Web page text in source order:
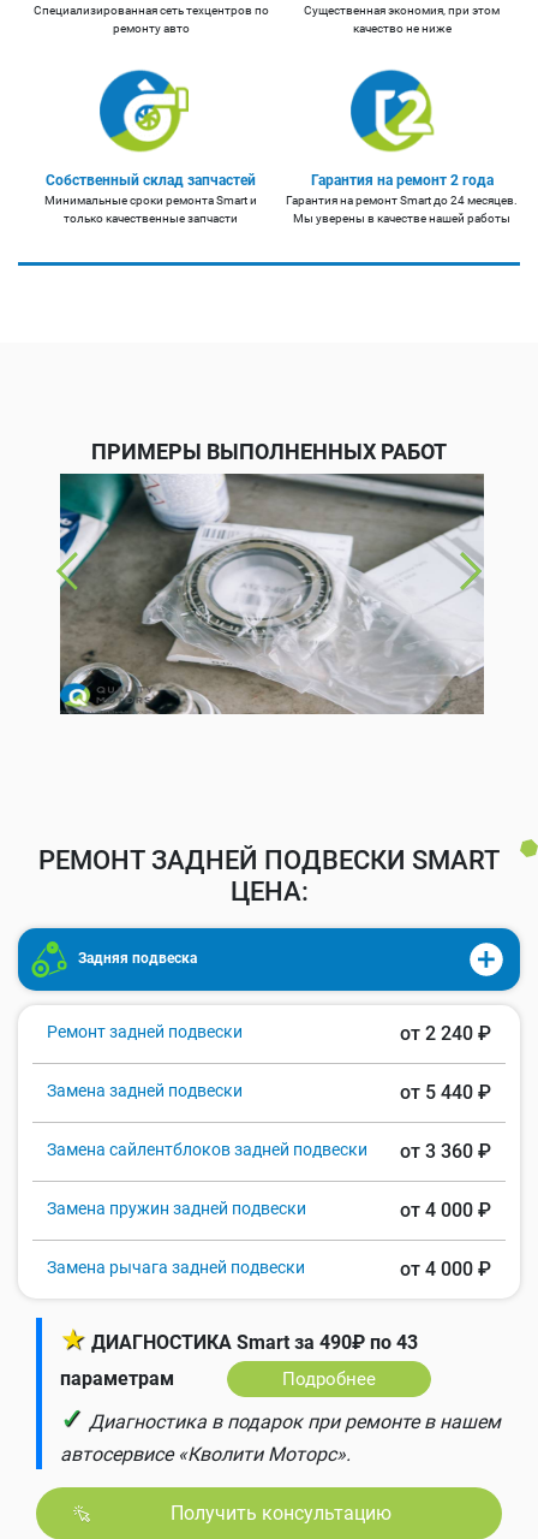
Специализированная сеть техцентров по
ремонту авто
Существенная экономия, при этом
качество не ниже
Собственный склад запчастей
Минимальные сроки ремонта Smart и
только качественные запчасти
Гарантия на ремонт 2 года
Гарантия на ремонт Smart до 24 месяцев.
Мы уверены в качестве нашей работы
ПРИМЕРЫ ВЫПОЛНЕННЫХ РАБОТ
РЕМОНТ ЗАДНЕЙ ПОДВЕСКИ SMART
ЦЕНА:
Задняя подвеска
Ремонт задней подвески от 2 240 ₽
Замена задней подвески от 5 440 ₽
Замена сайлентблоков задней подвески от 3 360 ₽
Замена пружин задней подвески от 4 000 ₽
Замена рычага задней подвески от 4 000 ₽
★ ДИАГНОСТИКА Smart за 490₽ по 43
параметрам
Подробнее
✓ Диагностика в подарок при ремонте в нашем
автосервисе «Кволити Моторс».
Получить консультацию